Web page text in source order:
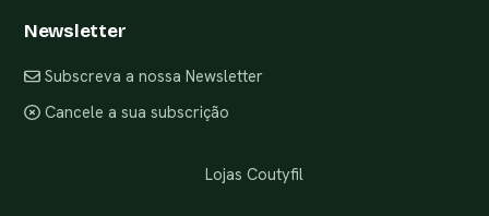
Newsletter
Subscreva a nossa Newsletter
Cancele a sua subscrição
Lojas Coutyfil